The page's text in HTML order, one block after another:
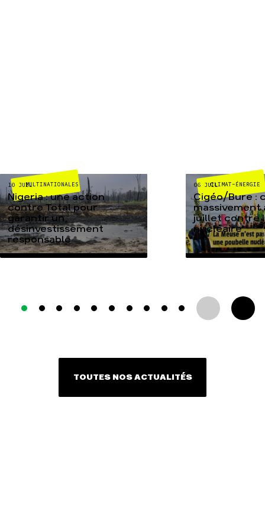
MULTINATIONALES
10 JUIL
Nigeria : une action
contre Total pour
garantir un
désinvestissement
responsable
CLIMAT-ÉNERGIE
06 JUIL
Cigéo/Bure :
massivement
juillet contre
nucléaire
TOUTES NOS ACTUALITÉS